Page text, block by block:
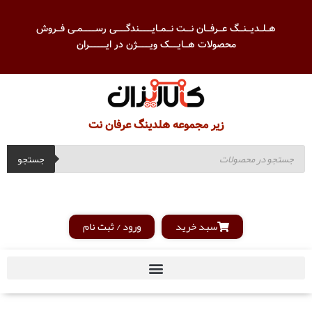
هــلــدیـــنـــگ عـــرفـــان نــــت نـــمــایـــــــــندگـــــــی رســـــــــمــی فـــروش
محصولات هـــایــــــک ویـــــــــژن در ایــــــــــــران
زیر مجموعه هلدینگ عرفان نت
جستجو
سبد خرید ورود / ثبت نام